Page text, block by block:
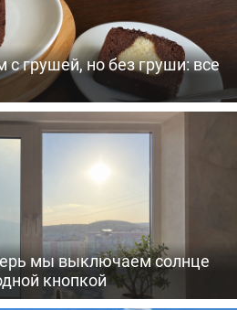
с грушей, но без груши: все
мы выключаем солнце
кнопкой